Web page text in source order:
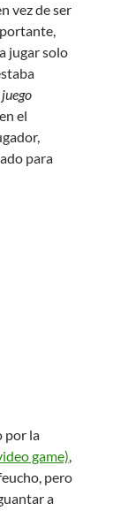
vez de ser
jugar solo
el
para
por la
game),
pero
a